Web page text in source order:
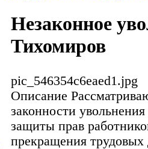
Незаконное
Тихомиров
pic_546354c6eaed1.jpg
Описание
законности
защиты прав
прекращения